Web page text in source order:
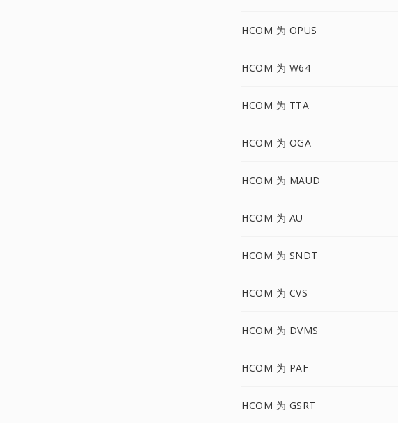
HCOM 为 OPUS
HCOM 为 W64
HCOM 为 TTA
HCOM 为 OGA
HCOM 为 MAUD
HCOM 为 AU
HCOM 为 SNDT
HCOM 为 CVS
HCOM 为 DVMS
HCOM 为 PAF
HCOM 为 GSRT